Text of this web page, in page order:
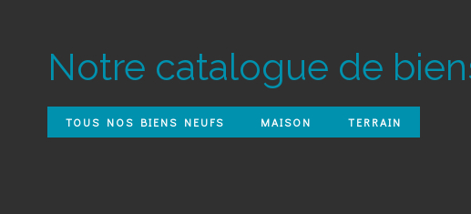
Notre catalogue de
TOUS NOS BIENS NEUFS MAISON TERRAIN